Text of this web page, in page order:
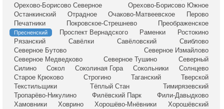
Орехово-Борисово Северное
Орехово-Борисово Южное
Останкинский
Отрадное Очаково-Матвеевское
Перово
Печатники
Покровское-Стрешнево Преображенское
Пресненский Проспект Вернадского Раменки
Ростокино
Рязанский
Савёлки Савёловский
Свиблово
Северное Бутово
Северное Измайлово
Северное Медведково
Северное Тушино
Северный
Силино
Сокол Соколиная Гора Сокольники
Солнцево
Старое Крюково
Строгино Таганский
Тверской
Текстильщики
Тёплый Стан
Тимирязевский
Тропарёво-Никулино
Филёвский Парк
Фили-Давыдково
Хамовники
Ховрино Хорошёво-Мнёвники
Хорошёвский